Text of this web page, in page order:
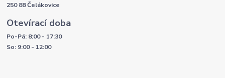
250 88 Čelákovice
Otevírací doba
Po-Pá: 8:00 - 17:30
So: 9:00 - 12:00